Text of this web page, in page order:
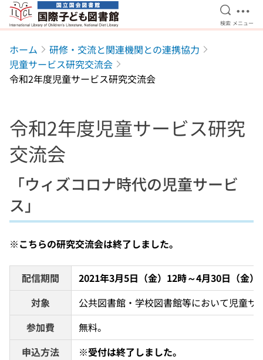
本文へ移動
検索を
検索 メ
メニュー
ホーム
研修・交流と関連機関との連携協力
児童サービス研究交流会
令和2年度児童サービス研究交流会
令和2年度児童サービス研究
交流会
「ウィズコロナ時代の児童サービ
ス」
※こちらの研究交流会は終了しました。
配信期間
2021年3月5日（金）12時～4月30日（金）
対象
公共図書館・学校図書館等において児童
参加費
無料。
申込方法
※受付は終了しました。